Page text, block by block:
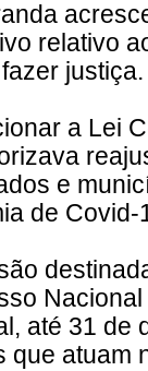
relativo
justiça.
a Lei
e
de
até 31 de
que atuam